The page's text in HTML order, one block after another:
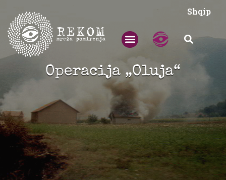
Shqip
Operacija „Oluja“